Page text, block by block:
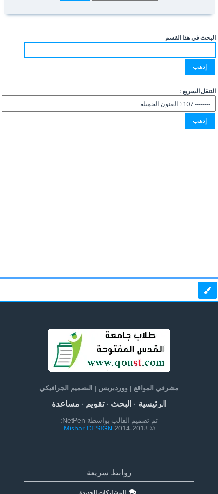
البحث في هذا القسم :
التنقل السريع :
مشرفي المواقع | ووردبريس | التصميم الجرافيكي
الرئيسية· البحث· تقويم· مساعدة
تم تصميم القالب بواسطة NetPen:
© 2014-2018
Mishar DESIGN
روابط سريعة
المشاركات الجديدة